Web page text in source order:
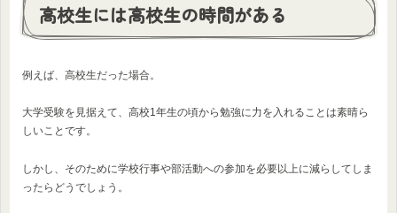
高校生には高校生の時間がある
例えば、高校生だった場合。
大学受験を見据えて、高校1年生の頃から勉強に力を入れることは素晴ら
しいことです。
しかし、そのために学校行事や部活動への参加を必要以上に減らしてしま
ったらどうでしょう。